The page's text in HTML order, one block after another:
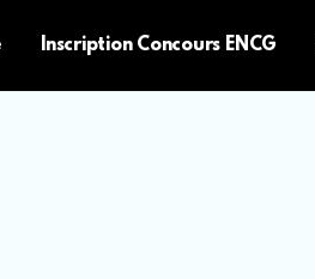
Inscription Concours ENCG